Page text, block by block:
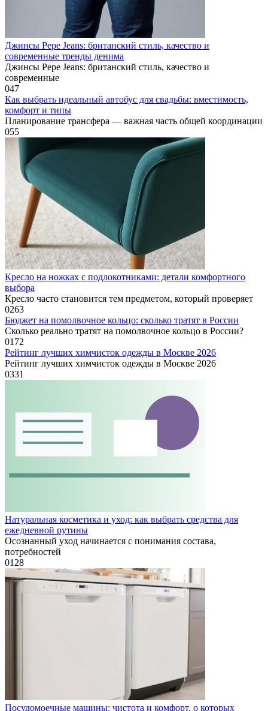
Джинсы Pepe Jeans: британский стиль, качество и
современные тренды денима
Джинсы Pepe Jeans: британский стиль, качество и
современные
047
Как выбрать идеальный автобус для свадьбы: вместимость,
комфорт и типы
Планирование трансфера — важная часть общей координации
055
Кресло на ножках с подлокотниками: детали комфортного
выбора
Кресло часто становится тем предметом, который проверяет
0263
Бюджет на помолвочное кольцо: сколько тратят в России
Сколько реально тратят на помолвочное кольцо в России?
0172
Рейтинг лучших химчисток одежды в Москве 2026
Рейтинг лучших химчисток одежды в Москве 2026
0331
Натуральная косметика и уход: как выбрать средства для
ежедневной рутины
Осознанный уход начинается с понимания состава,
потребностей
0128
Посудомоечные машины: чистота и комфорт, о которых